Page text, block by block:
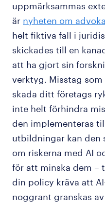
uppmärksammas
är nyheten om
helt fiktiva fall i
skickades till en
att ha gjort sin
verktyg. Misstag
skada ditt företags
inte helt förhindra
den implementeras
utbildningar kan den
om riskerna med AI
för att minska dem –
din policy kräva att
noggrant granskas